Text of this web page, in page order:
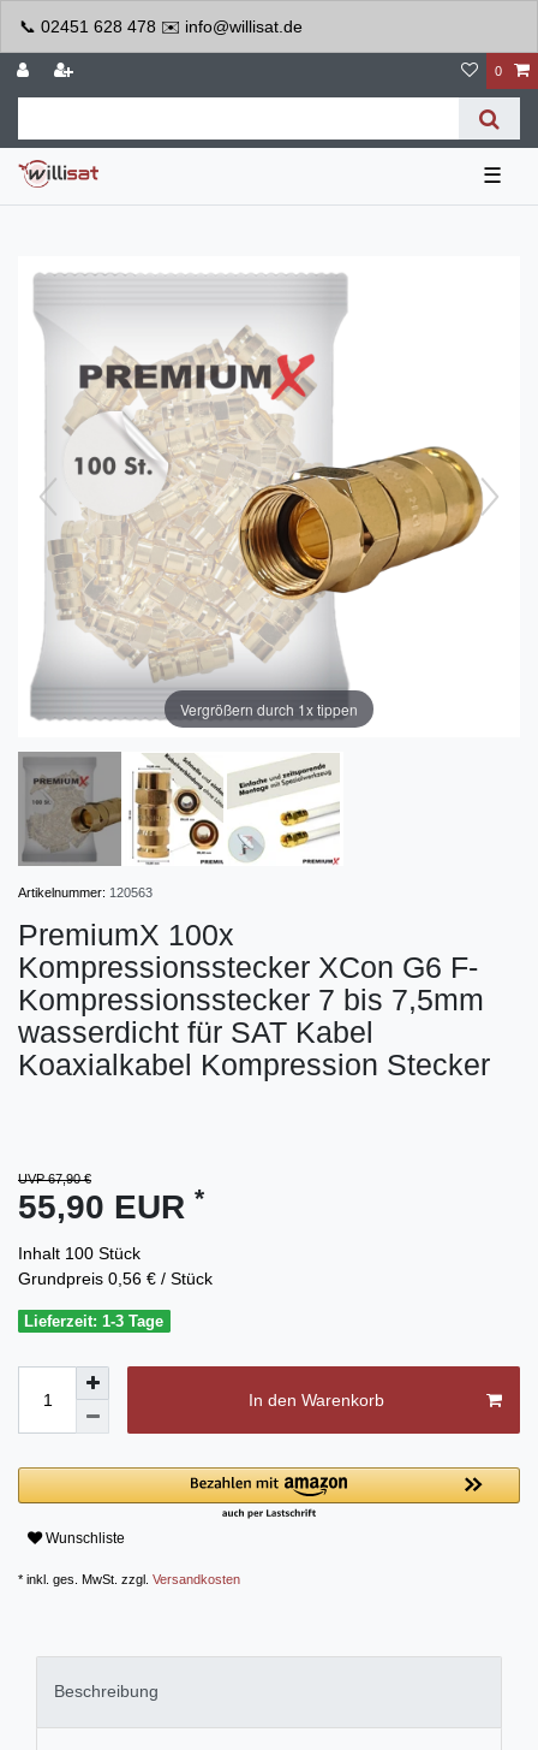
📞 02451 628 478 ✉️ info@willisat.de
0
☰
Vergrößern durch 1x tippen
Artikelnummer: 120563
PremiumX 100x
Kompressionsstecker XCon G6 F-
Kompressionsstecker 7 bis 7,5mm
wasserdicht für SAT Kabel
Koaxialkabel Kompression Stecker
UVP 67,90 €
55,90 EUR *
Inhalt 100 Stück
Grundpreis 0,56 € / Stück
Lieferzeit: 1-3 Tage
In den Warenkorb
Wunschliste
* inkl. ges. MwSt. zzgl. Versandkosten
Beschreibung